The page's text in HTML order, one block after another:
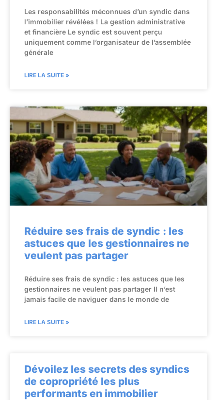
Les responsabilités méconnues d’un syndic dans
l’immobilier révélées ! La gestion administrative
et financière Le syndic est souvent perçu
uniquement comme l’organisateur de l’assemblée
générale
LIRE LA SUITE »
Réduire ses frais de syndic : les
astuces que les gestionnaires ne
veulent pas partager
Réduire ses frais de syndic : les astuces que les
gestionnaires ne veulent pas partager Il n’est
jamais facile de naviguer dans le monde de
LIRE LA SUITE »
Dévoilez les secrets des syndics
de copropriété les plus
performants en immobilier